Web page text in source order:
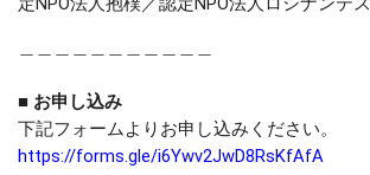
■ お申し込み
下記フォームよりお申し込みください。
https://forms.gle/i6Ywv2JwD8RsKfAfA